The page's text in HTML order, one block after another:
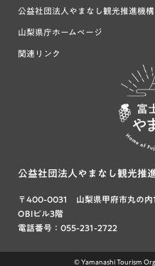
公益社団法人やまなし観光推進機
山梨県庁ホームページ
関連リンク
富
ま
公益社団法人やまなし観光推
〒400-0031 山梨県甲府市丸の
OBIビル3階
電話番号：055-231-2722
© Yamanashi Tourism